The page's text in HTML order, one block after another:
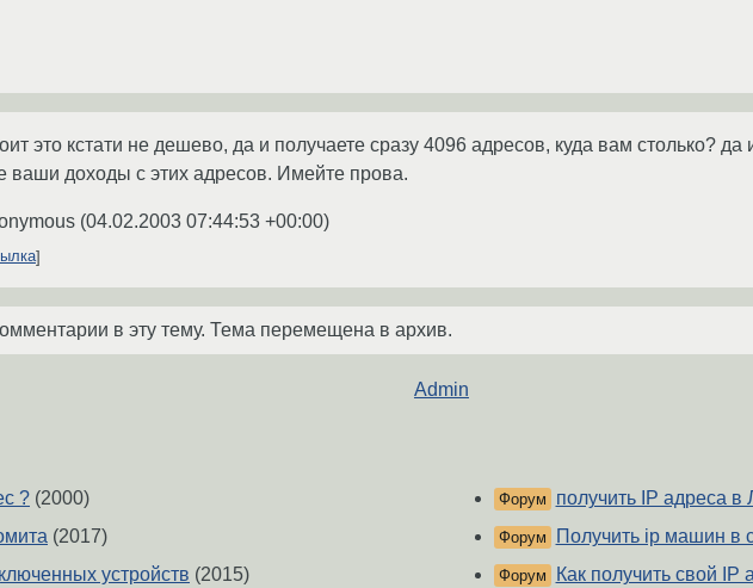
это кстати не дешево, да и получаете сразу 4096 адресов, куда вам столько?
ваши доходы с этих адресов. Имейте прова.
(04.02.2003 07:44:53 +00:00)
в эту тему. Тема перемещена в архив.
Admin
? (2000)
(2017)
устройств (2015)
Форум получить IP адреса в
Форум Получить ip машин в
Форум Как получить свой IP